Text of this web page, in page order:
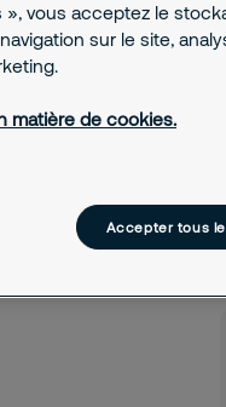
vous acceptez le
sur le site,
matière de cookies.
Accepter tous